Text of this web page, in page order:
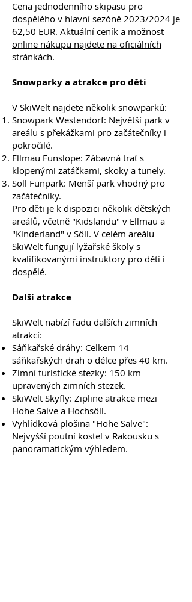
Cena jednodenního skipasu pro
dospělého v hlavní sezóně 2023/2024 je
62,50 EUR. Aktuální ceník a možnost
online nákupu najdete na oficiálních
stránkách.
Snowparky a atrakce pro děti
V SkiWelt najdete několik snowparků:
Snowpark Westendorf: Největší park v
areálu s překážkami pro začátečníky i
pokročilé.
Ellmau Funslope: Zábavná trať s
klopenými zatáčkami, skoky a tunely.
Söll Funpark: Menší park vhodný pro
začátečníky.
Pro děti je k dispozici několik dětských
areálů, včetně "Kidslandu" v Ellmau a
"Kinderland" v Söll. V celém areálu
SkiWelt fungují lyžařské školy s
kvalifikovanými instruktory pro děti i
dospělé.
Další atrakce
SkiWelt nabízí řadu dalších zimních
atrakcí:
Sáňkařské dráhy: Celkem 14
sáňkařských drah o délce přes 40 km.
Zimní turistické stezky: 150 km
upravených zimních stezek.
SkiWelt Skyfly: Zipline atrakce mezi
Hohe Salve a Hochsöll.
Vyhlídková plošina "Hohe Salve":
Nejvyšší poutní kostel v Rakousku s
panoramatickým výhledem.